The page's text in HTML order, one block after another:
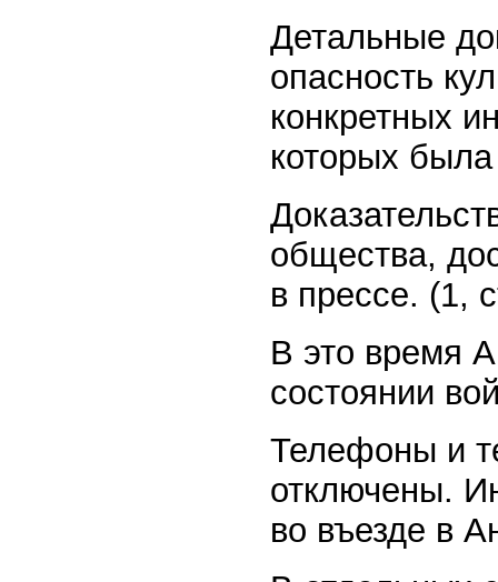
Детальные
опасность
конкретных
которых
общества,
в прессе. (1,
В это время
состоянии
Телефоны и
отключены.
во въезде в